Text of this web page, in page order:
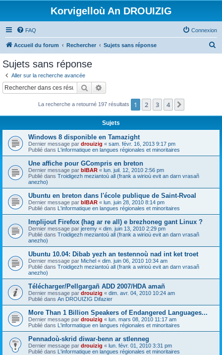
Korvigelloù An DROUIZIG
FAQ Connexion
Accueil du forum Rechercher Sujets sans réponse
c
Sujets sans réponse
Aller sur la recherche avancée
Rechercher
La recherche a retourné 197 résultats 1 2 3 4
Sujets
Windows 8 disponible en Tamazight
Dernier message par drouizig « sam. févr. 16, 2013 9:17 pm
Publié dans L'informatique en langues régionales et minoritaires
Une affiche pour GCompris en breton
Dernier message par bIBAR « lun. juil. 12, 2010 2:56 pm
Publié dans Troidigezh meziantoù all (frank a wirioù evit an darn vrasañ
anezho)
Ubuntu en breton dans l'école publique de Saint-Rvoal
Dernier message par bIBAR « lun. juin 28, 2010 8:14 pm
Publié dans L'informatique en langues régionales et minoritaires
Implijout Firefox (hag ar re all) e brezhoneg gant Linux ?
Dernier message par jeremy « dim. juin 13, 2010 2:29 pm
Publié dans Troidigezh meziantoù all (frank a wirioù evit an darn vrasañ
anezho)
Ubuntu 10.04: Dibab yezh an testennoù nad int ket troet
Dernier message par Michel « dim. juin 06, 2010 10:34 am
Publié dans Troidigezh meziantoù all (frank a wirioù evit an darn vrasañ
anezho)
Télécharger/Pellgargañ ADD 2007/HDA amañ
Dernier message par drouizig « dim. avr. 04, 2010 10:24 am
Publié dans An DROUIZIG Difazier
More Than 1 Billion Speakers of Endangered Languages...
Dernier message par drouizig « lun. mars 08, 2010 11:17 am
Publié dans L'informatique en langues régionales et minoritaires
Pennadoù-skrid diwar-benn ar stlenneg
Dernier message par drouizig « lun. févr. 01, 2010 3:31 pm
Publié dans L'informatique en langues régionales et minoritaires